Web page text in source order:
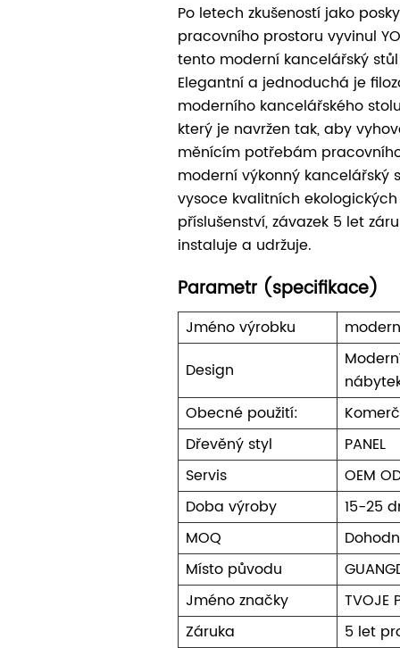
Po letech zkušeností jako
pracovního prostoru vyvinul
tento moderní kancelářský
Elegantní a jednoduchá je
moderního kancelářského
který je navržen tak, aby
měnícím potřebám
moderní výkonný kancelářský
vysoce kvalitních
příslušenství, závazek 5 let
instaluje a udržuje.
Parametr (specifikace)
Jméno výrobku
Design
Obecné použití:
Dřevěný styl
PANEL
Servis
OEM
Doba výroby
15-25
MOQ
Místo původu
Jméno značky
TVOJE
Záruka
5 let